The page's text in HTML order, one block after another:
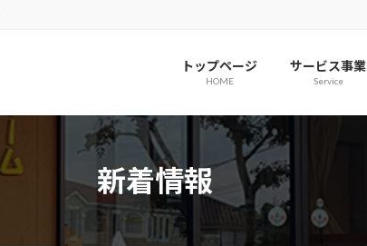
トップページ
HOME
サービス事業
Service
新着情報